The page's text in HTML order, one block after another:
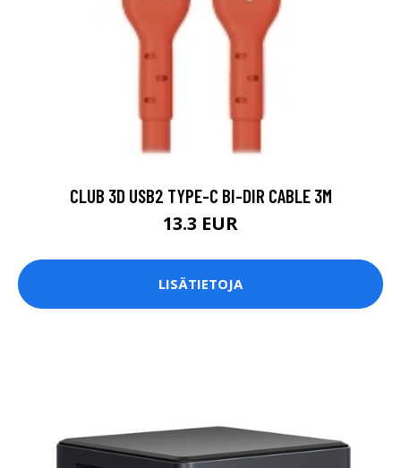
CLUB 3D USB2 TYPE-C BI-DIR CABLE 3M
13.3 EUR
LISÄTIETOJA